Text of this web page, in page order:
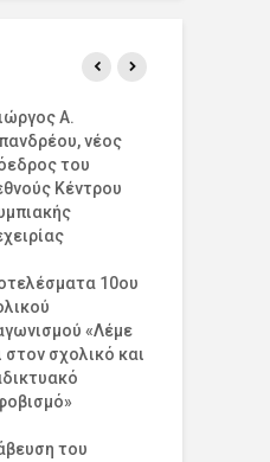
Α.
νέος
του
Κέντρου
10ου
«Λέμε
στον σχολικό και
του